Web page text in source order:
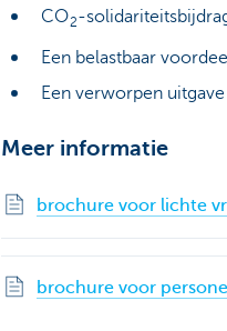
CO2-
Een belastbaar
Een verworpen
Meer informatie
brochure voor lichte
brochure voor